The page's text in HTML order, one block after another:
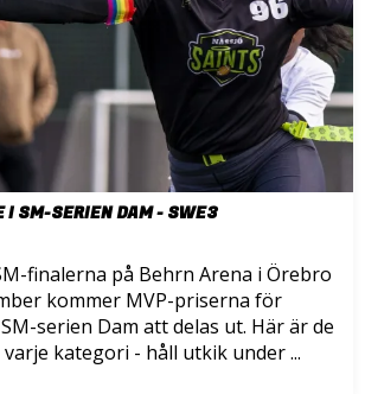
I SM-SERIEN DAM - SWE3
finalerna på Behrn Arena i Örebro
kommer MVP-priserna för
serien Dam att delas ut. Här är de
kategori - håll utkik under ...